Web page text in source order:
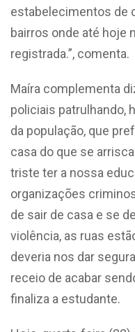
estabelecimentos de
bairros onde até hoje
registrada.”, comenta.
Maíra complementa
policiais patrulhando,
da população, que
casa do que se
triste ter a nossa
organizações
de sair de casa e se
violência, as ruas
deveria nos dar
receio de acabar
finaliza a estudante.